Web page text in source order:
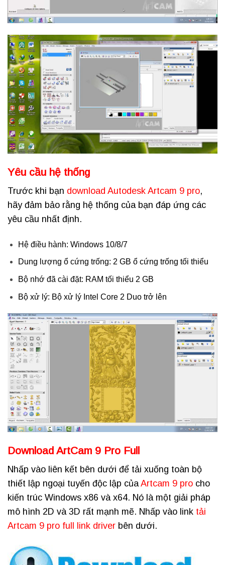
Yêu cầu hệ thống
Trước khi bạn download Autodesk Artcam 9 pro,
hãy đảm bảo rằng hệ thống của bạn đáp ứng các
yêu cầu nhất định.
Hệ điều hành: Windows 10/8/7
Dung lượng ổ cứng trống: 2 GB ổ cứng trống tối thiểu
Bộ nhớ đã cài đặt: RAM tối thiểu 2 GB
Bộ xử lý: Bộ xử lý Intel Core 2 Duo trở lên
Download ArtCam 9 Pro Full
Nhấp vào liên kết bên dưới để tải xuống toàn bộ
thiết lập ngoại tuyến độc lập củaArtcam 9 pro cho
kiến ​​trúc Windows x86 và x64. Nó là một giải pháp
mô hình 2D và 3D rất mạnh mẽ. Nhấp vào link tải
Artcam 9 pro full link driver bên dưới.